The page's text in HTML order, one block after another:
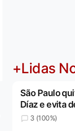
+Lidas
São Paulo
Díaz e evita
3 (100%)